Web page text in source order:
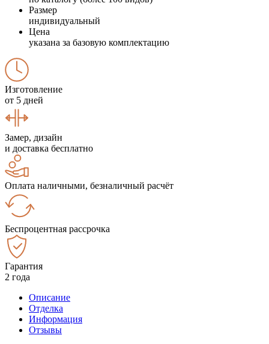
Размер
индивидуальный
Цена
указана за базовую комплектацию
Изготовление
от 5 дней
Замер, дизайн
и доставка бесплатно
Оплата наличными, безналичный расчёт
Беспроцентная рассрочка
Гарантия
2 года
Описание
Отделка
Информация
Отзывы